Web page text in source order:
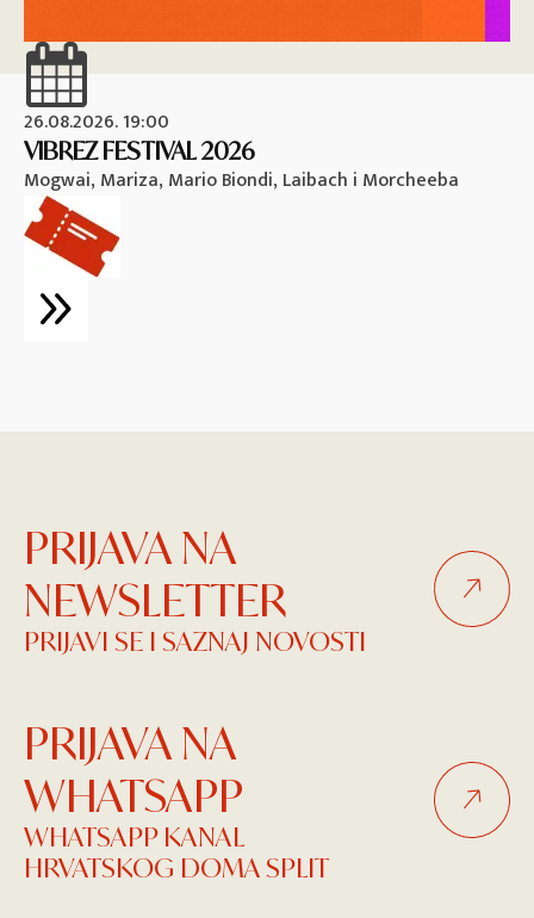
26.08.2026. 19:00
VIBREZ FESTIVAL 2026
Mogwai, Mariza, Mario Biondi, Laibach i Morcheeba
PRIJAVA NA
NEWSLETTER
PRIJAVI SE I SAZNAJ NOVOSTI
PRIJAVA NA
WHATSAPP
WHATSAPP KANAL
HRVATSKOG DOMA SPLIT